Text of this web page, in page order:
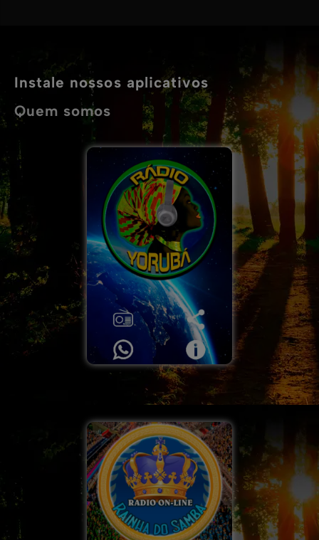
Instale nossos aplicativos
Quem somos